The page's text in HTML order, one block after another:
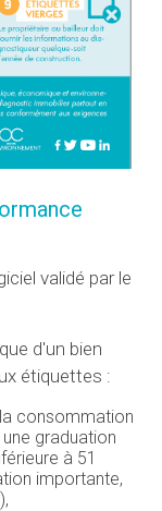
validé par le
d'un bien
étiquettes :
consommation
graduation
à 51
importante,